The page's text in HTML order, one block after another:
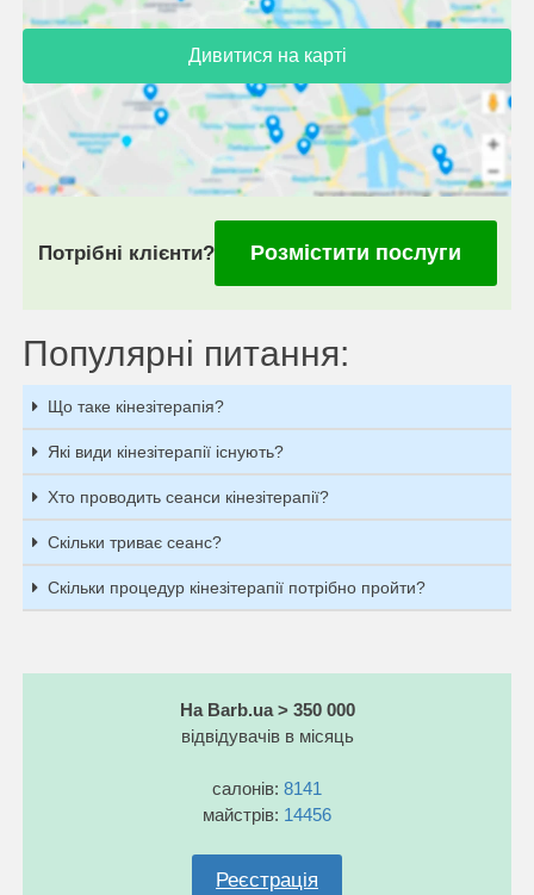
Дивитися на карті
Потрібні клієнти? Розмістити послуги
Популярні питання:
Що таке кінезітерапія?
Які види кінезітерапії існують?
Хто проводить сеанси кінезітерапії?
Скільки триває сеанс?
Скільки процедур кінезітерапії потрібно пройти?
На Barb.ua > 350 000
відвідувачів в місяць
салонів: 8141
майстрів: 14456
Реєстрація